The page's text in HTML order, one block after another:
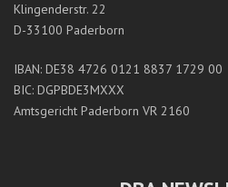
Klingenderstr. 22
D-33100 Paderborn
IBAN: DE38 4726 0121 8837 1729 00
BIC: DGPBDE3MXXX
Amtsgericht Paderborn VR 2160